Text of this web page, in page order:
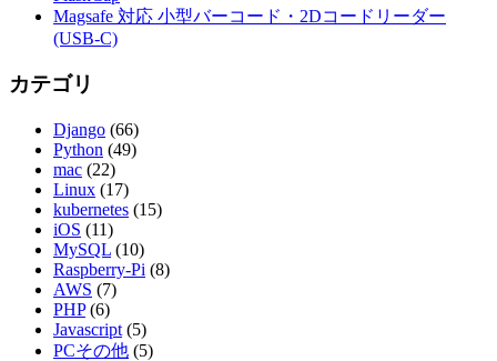
Magsafe 対応 小型バーコード・2Dコードリーダー
(USB-C)
カテゴリ
Django (66)
Python (49)
mac (22)
Linux (17)
kubernetes (15)
iOS (11)
MySQL (10)
Raspberry-Pi (8)
AWS (7)
PHP (6)
Javascript (5)
PCその他 (5)